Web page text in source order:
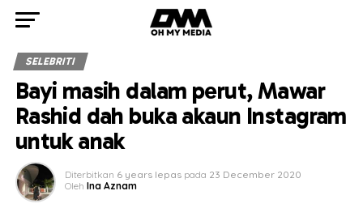
SELEBRITI
Bayi masih dalam perut, Mawar
Rashid dah buka akaun Instagram
untuk anak
Diterbitkan 6 years lepas pada 23 December 2020
Oleh Ina Aznam